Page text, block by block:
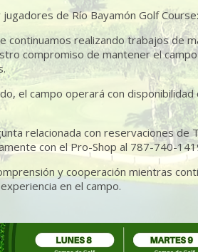
de Río Bayamón Golf Course:
continuamos realizando trabajos de
compromiso de mantener el
el campo operará con
relacionada con reservaciones de
con el Pro-Shop al 787-740-
y cooperación mientras
en el campo.